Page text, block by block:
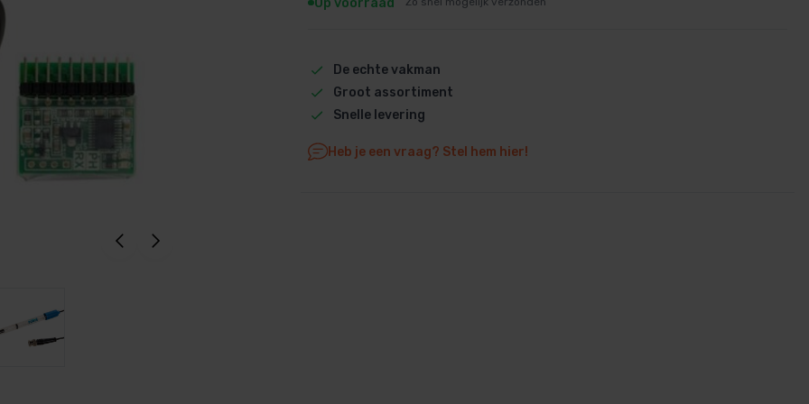
Dolphin M600 onderdelen
Dolphin M700 onderdelen
Dolphin Poolstyle E10 onderdelen
Dolphin S100 onderdelen
De echte vakman
Groot assortiment
Snelle levering
Heb je een vraag? Stel hem hier!